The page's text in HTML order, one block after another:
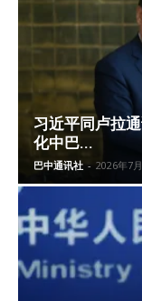
习近平同卢拉
化中巴...
巴中通讯社 - 2026年7